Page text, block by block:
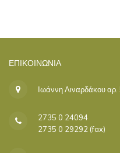
ΕΠΙΚΟΙΝΩΝΊΑ
Ιωάννη Λιναρδάκου
2735 0 24094
2735 0 29292 (fax)